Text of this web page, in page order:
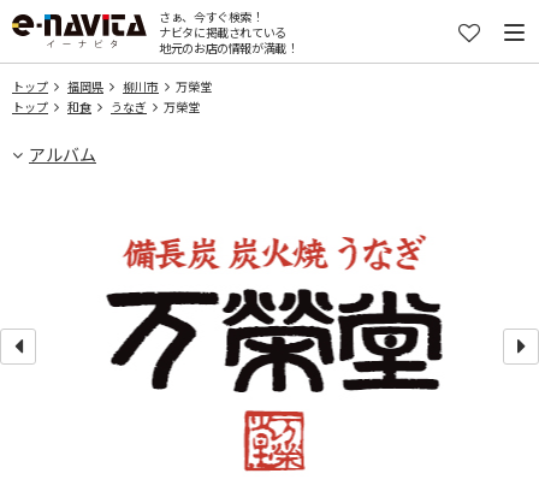
さぁ、今すぐ検索！
ナビタに掲載されている
地元のお店の情報が満載！
トップ 福岡県 柳川市
万榮堂
トップ
和食 うなぎ 万榮堂
アルバム